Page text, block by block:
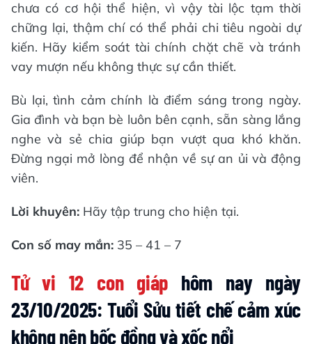
chưa có cơ hội thể hiện, vì vậy tài lộc tạm thời
chững lại, thậm chí có thể phải chi tiêu ngoài dự
kiến. Hãy kiểm soát tài chính chặt chẽ và tránh
vay mượn nếu không thực sự cần thiết.
Bù lại, tình cảm chính là điểm sáng trong ngày.
Gia đình và bạn bè luôn bên cạnh, sẵn sàng lắng
nghe và sẻ chia giúp bạn vượt qua khó khăn.
Đừng ngại mở lòng để nhận về sự an ủi và động
viên.
Lời khuyên: Hãy tập trung cho hiện tại.
Con số may mắn: 35 – 41 – 7
Tử vi 12 con giáp hôm nay ngày
23/10/2025: Tuổi Sửu tiết chế cảm xúc
không nên bốc đồng và xốc nổi